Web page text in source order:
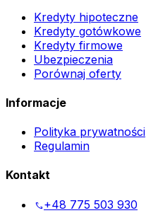
Kredyty hipoteczne
Kredyty gotówkowe
Kredyty firmowe
Ubezpieczenia
Porównaj oferty
Informacje
Polityka prywatności
Regulamin
Kontakt
phone+48 775 503 930